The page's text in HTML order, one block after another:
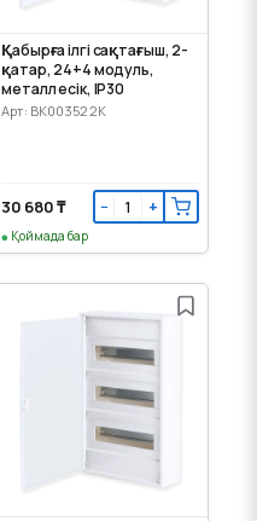
Қабырға ілгі сақтағыш, 2-
қатар, 24+4 модуль,
металл есік, IP30
Арт: BK003522K
30 680 ₸ − +
Қоймада бар